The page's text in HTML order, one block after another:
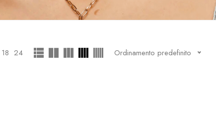
18 24 Ordinamento predefinito